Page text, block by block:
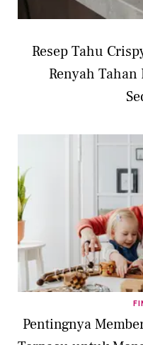
Resep Tahu
Renyah
Pentingnya